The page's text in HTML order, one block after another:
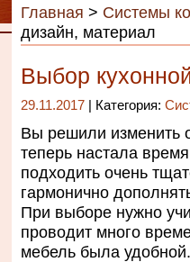
Главная > Системы
дизайн, материал
Выбор
29.11.2017 | Категория:
Вы решили изменить
теперь настала
подходить очень
гармонично
При выборе нужно
проводит много
мебель была